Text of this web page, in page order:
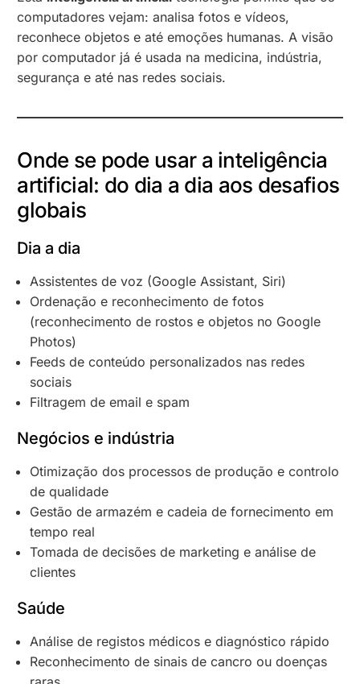
computadores vejam: analisa fotos e vídeos,
reconhece objetos e até emoções humanas. A visão
por computador já é usada na medicina, indústria,
segurança e até nas redes sociais.
Onde se pode usar a inteligência
artificial: do dia a dia aos desafios
globais
Dia a dia
Assistentes de voz (Google Assistant, Siri)
Ordenação e reconhecimento de fotos
(reconhecimento de rostos e objetos no Google
Photos)
Feeds de conteúdo personalizados nas redes
sociais
Filtragem de email e spam
Negócios e indústria
Otimização dos processos de produção e controlo
de qualidade
Gestão de armazém e cadeia de fornecimento em
tempo real
Tomada de decisões de marketing e análise de
clientes
Saúde
Análise de registos médicos e diagnóstico rápido
Reconhecimento de sinais de cancro ou doenças